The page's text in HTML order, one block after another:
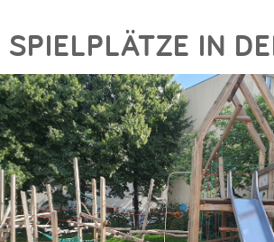
SPIELPLÄTZE IN